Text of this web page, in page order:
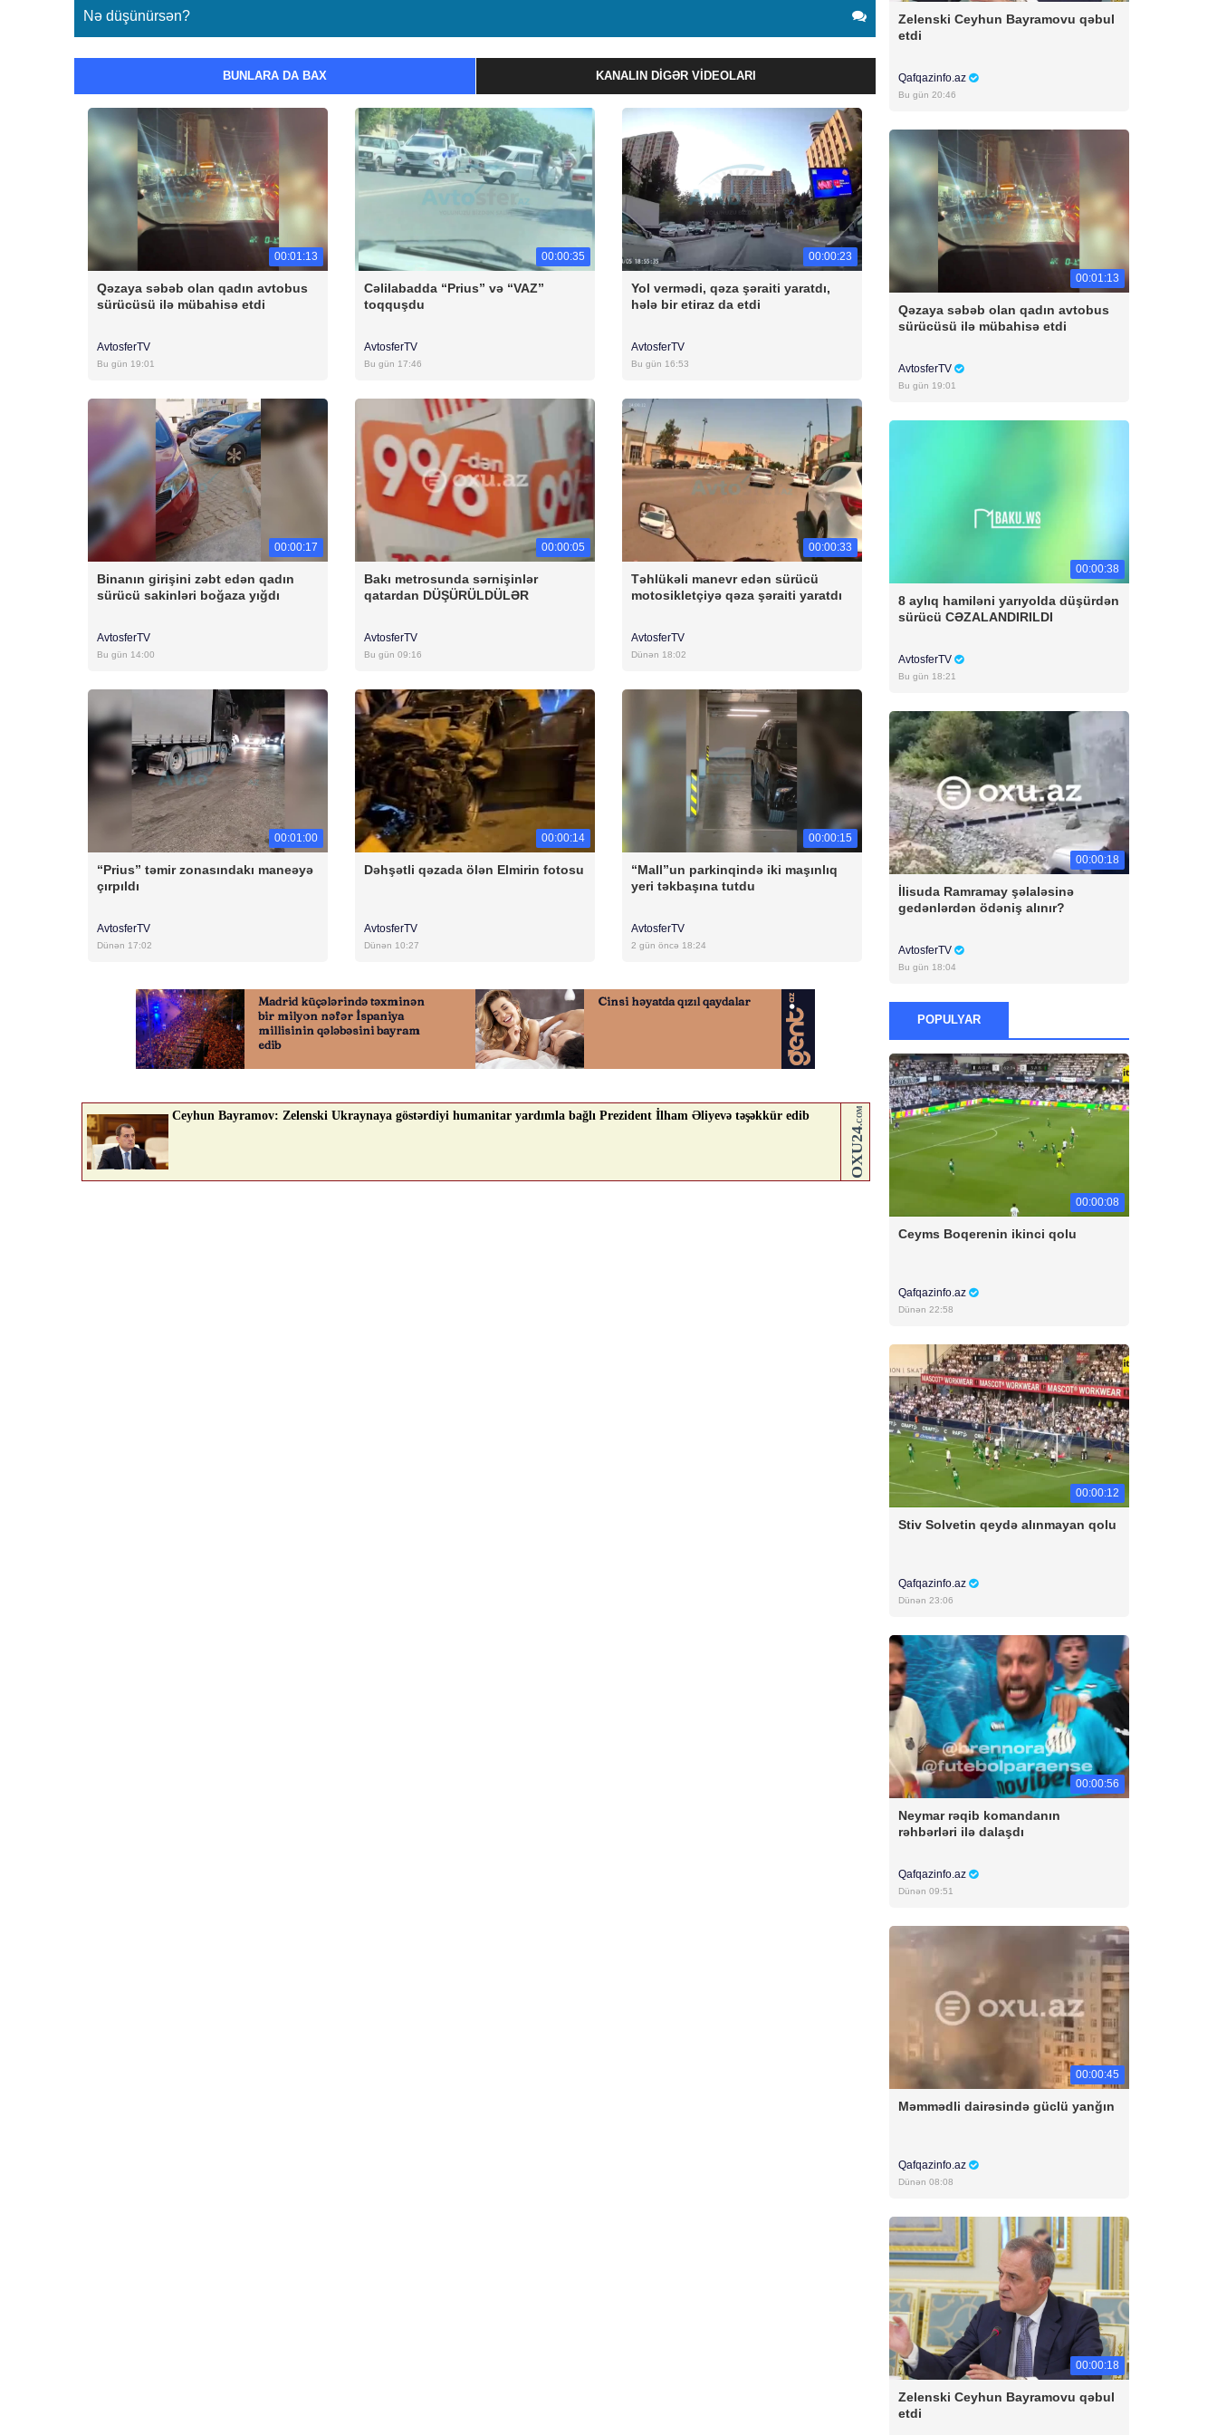
Nə düşünürsən?
BUNLARA DA BAX KANALIN DIGƏR VIDEOLARI
00:01:13
Qəzaya səbəb olan qadın avtobus
sürücüsü ilə mübahisə etdi
AvtosferTV
Bu gün 19:01
00:00:35
Cəlilabadda “Prius” və “VAZ”
toqquşdu
AvtosferTV
Bu gün 17:46
00:00:23
Yol vermədi, qəza şəraiti yaratdı,
hələ bir etiraz da etdi
AvtosferTV
Bu gün 16:53
00:00:17
Binanın girişini zəbt edən qadın
sürücü sakinləri boğaza yığdı
AvtosferTV
Bu gün 14:00
00:00:05
Bakı metrosunda sərnişinlər
qatardan DÜŞÜRÜLDÜLƏR
AvtosferTV
Bu gün 09:16
00:00:33
Təhlükəli manevr edən sürücü
motosikletçiyə qəza şəraiti yaratdı
AvtosferTV
Dünən 18:02
00:01:00
“Prius” təmir zonasındakı maneəyə
çırpıldı
AvtosferTV
Dünən 17:02
00:00:14
Dəhşətli qəzada ölən Elmirin fotosu
AvtosferTV
Dünən 10:27
00:00:15
“Mall”un parkinqində iki maşınlıq
yeri təkbaşına tutdu
AvtosferTV
2 gün öncə 18:24
Zelenski Ceyhun Bayramovu qəbul
etdi
Qafqazinfo.az
Bu gün 20:46
00:01:13
Qəzaya səbəb olan qadın avtobus
sürücüsü ilə mübahisə etdi
AvtosferTV
Bu gün 19:01
00:00:38
8 aylıq hamiləni yarıyolda düşürdən
sürücü CƏZALANDIRILDI
AvtosferTV
Bu gün 18:21
00:00:18
İlisuda Ramramay şəlaləsinə
gedənlərdən ödəniş alınır?
AvtosferTV
Bu gün 18:04
POPULYAR
00:00:08
Ceyms Boqerenin ikinci qolu
Qafqazinfo.az
Dünən 22:58
00:00:12
Stiv Solvetin qeydə alınmayan qolu
Qafqazinfo.az
Dünən 23:06
00:00:56
Neymar rəqib komandanın
rəhbərləri ilə dalaşdı
Qafqazinfo.az
Dünən 09:51
00:00:45
Məmmədli dairəsində güclü yanğın
Qafqazinfo.az
Dünən 08:08
00:00:18
Zelenski Ceyhun Bayramovu qəbul
etdi